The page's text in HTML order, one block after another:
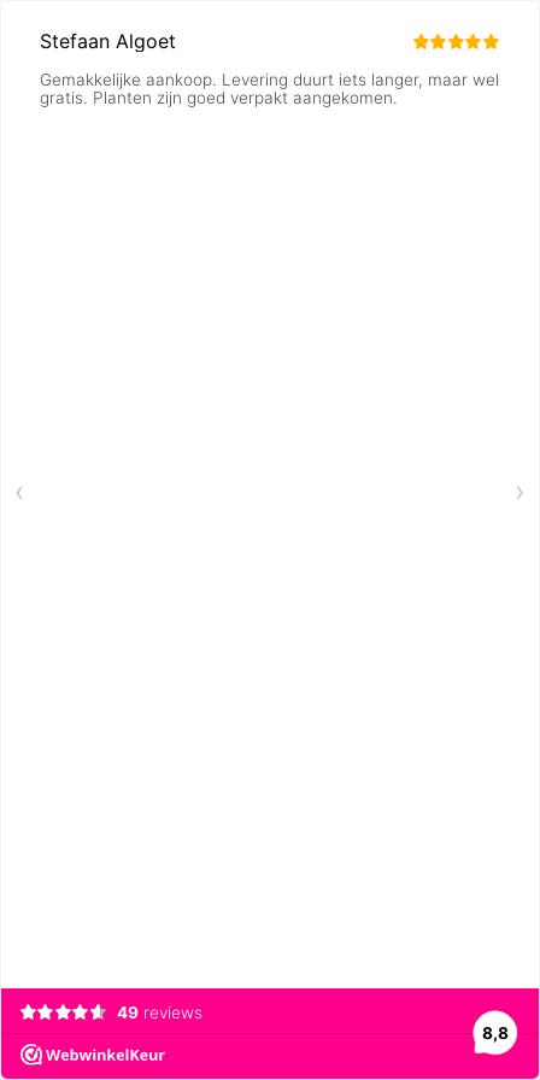
Stefaan Algoet
Gemakkelijke aankoop. Levering duurt iets langer, maar wel
gratis. Planten zijn goed verpakt aangekomen.
‹ ›
49 reviews
8,8